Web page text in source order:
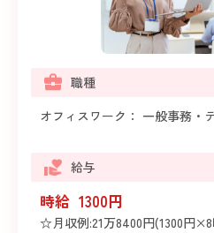
職種
オフィスワーク： 一般事務・
給与
時給 1300円
☆月収例:21万8400円(1300円